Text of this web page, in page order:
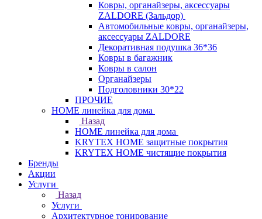
Ковры, органайзеры, аксессуары
ZALDORE (Зальдор)
Автомобильные ковры, органайзеры,
аксессуары ZALDORE
Декоративная подушка 36*36
Ковры в багажник
Ковры в салон
Органайзеры
Подголовники 30*22
ПРОЧИЕ
HOME линейка для дома
Назад
HOME линейка для дома
KRYTEX HOME защитные покрытия
KRYTEX HOME чистящие покрытия
Бренды
Акции
Услуги
Назад
Услуги
Архитектурное тонирование